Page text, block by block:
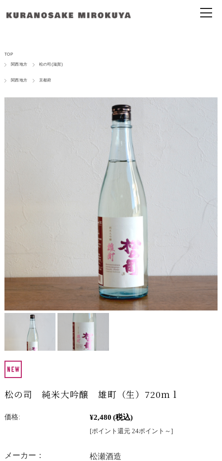
TOP
関西地方 松の司(滋賀)
関西地方 京都府
松の司 純米大吟醸 雄町（生）720ｍｌ
価格: ¥2,480 (税込)
[ポイント還元 24ポイント～]
メーカー：
松瀬酒造